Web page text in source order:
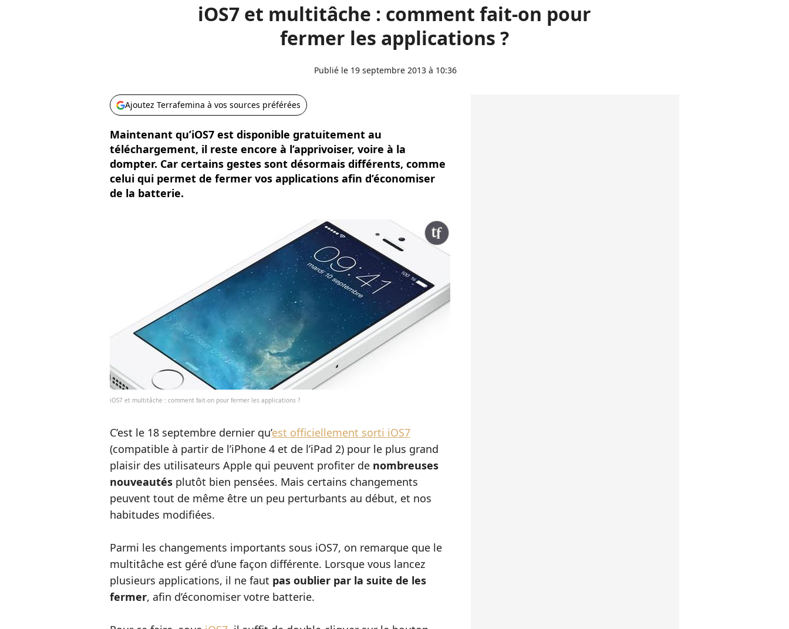
iOS7 et multitâche : comment fait-on pour
fermer les applications ?
Publié le 19 septembre 2013 à 10:36
Ajoutez Terrafemina à vos sources préférées
Maintenant qu’iOS7 est disponible gratuitement au
téléchargement, il reste encore à l’apprivoiser, voire à la
dompter. Car certains gestes sont désormais différents, comme
celui qui permet de fermer vos applications afin d’économiser
de la batterie.
iOS7 et multitâche : comment fait-on pour fermer les applications ?
C’est le 18 septembre dernier qu’est officiellement sorti iOS7
(compatible à partir de l’iPhone 4 et de l’iPad 2) pour le plus grand
plaisir des utilisateurs Apple qui peuvent profiter de nombreuses
nouveautés plutôt bien pensées. Mais certains changements
peuvent tout de même être un peu perturbants au début, et nos
habitudes modifiées.
Parmi les changements importants sous iOS7, on remarque que le
multitâche est géré d’une façon différente. Lorsque vous lancez
plusieurs applications, il ne faut pas oublier par la suite de les
fermer, afin d’économiser votre batterie.